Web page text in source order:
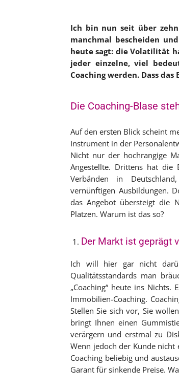
Ich bin nun seit über zehn
manchmal bescheiden
heute sagt: die Volatilität
jeder einzelne, viel
Coaching werden. Dass
Die Coaching-Blase
Auf den ersten Blick scheint
Instrument in der
Nicht nur der hochrangige
Angestellte. Drittens hat
Verbänden in
vernünftigen Ausbildungen.
das Angebot übersteigt die
Platzen. Warum ist das so?
Der Markt ist geprägt
Ich will hier gar nicht
Qualitätsstandards man
„Coaching“ heute ins Nichts.
Immobilien-Coaching.
Stellen Sie sich vor, Sie
bringt Ihnen einen
verärgern und erstmal zu
Wenn jedoch der Kunde nicht
Coaching beliebig und
Garant für sinkende Preise.